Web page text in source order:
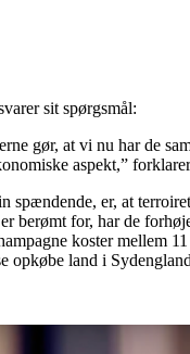
sit spørgsmål:
gør, at vi nu har de
aspekt,”
er, at
berømt for, har de
koster mellem
opkøbe land i